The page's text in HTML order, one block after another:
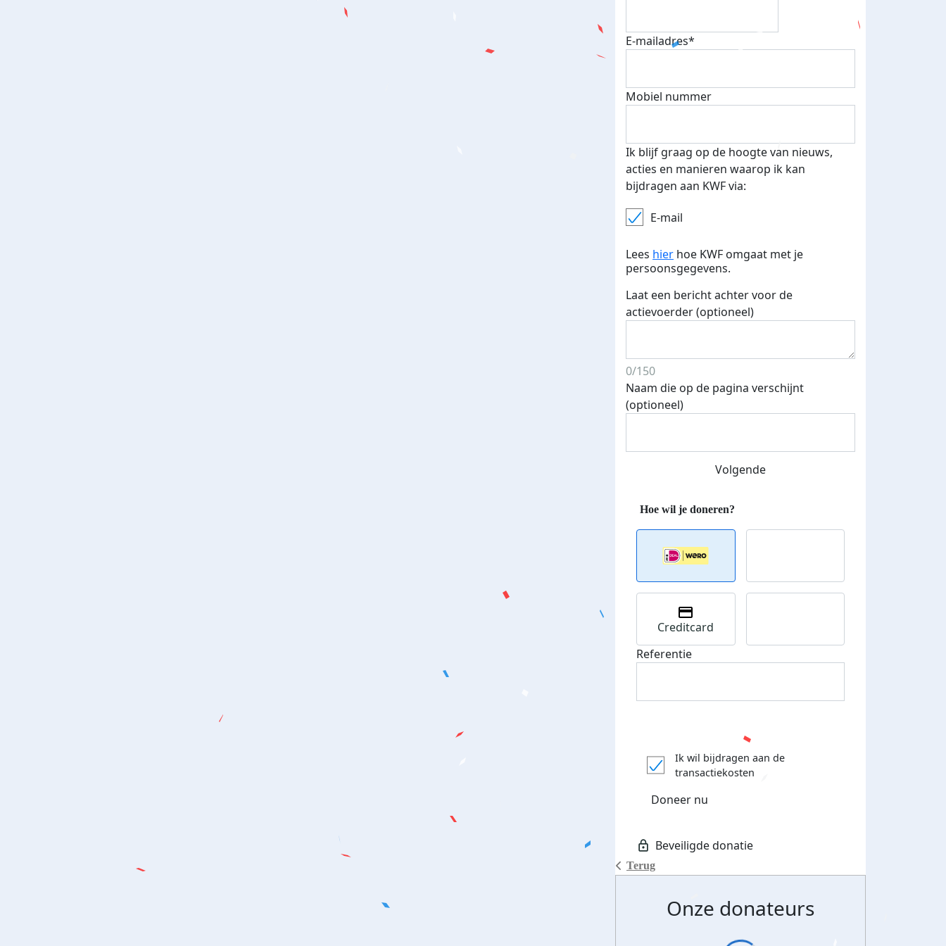
E-mailadres*
Mobiel nummer
Ik blijf graag op de hoogte van nieuws,
acties en manieren waarop ik kan
bijdragen aan KWF via:
E-mail
Lees hier hoe KWF omgaat met je
persoonsgegevens.
Laat een bericht achter voor de
actievoerder (optioneel)
0/150
Naam die op de pagina verschijnt
(optioneel)
Volgende
Terug
Creditcard
Referentie
Ik wil bijdragen aan de
transactiekosten
Doneer nu
Onze donateurs